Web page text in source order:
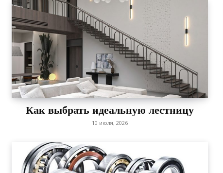
Как выбрать идеальную лестницу
10 июля, 2026